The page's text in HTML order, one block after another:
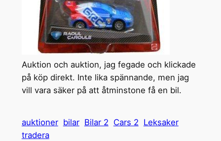
Auktion och auktion, jag fegade och klickade
på köp direkt. Inte lika spännande, men jag
vill vara säker på att åtminstone få en bil.
auktioner bilar Bilar 2 Cars 2 Leksaker
tradera